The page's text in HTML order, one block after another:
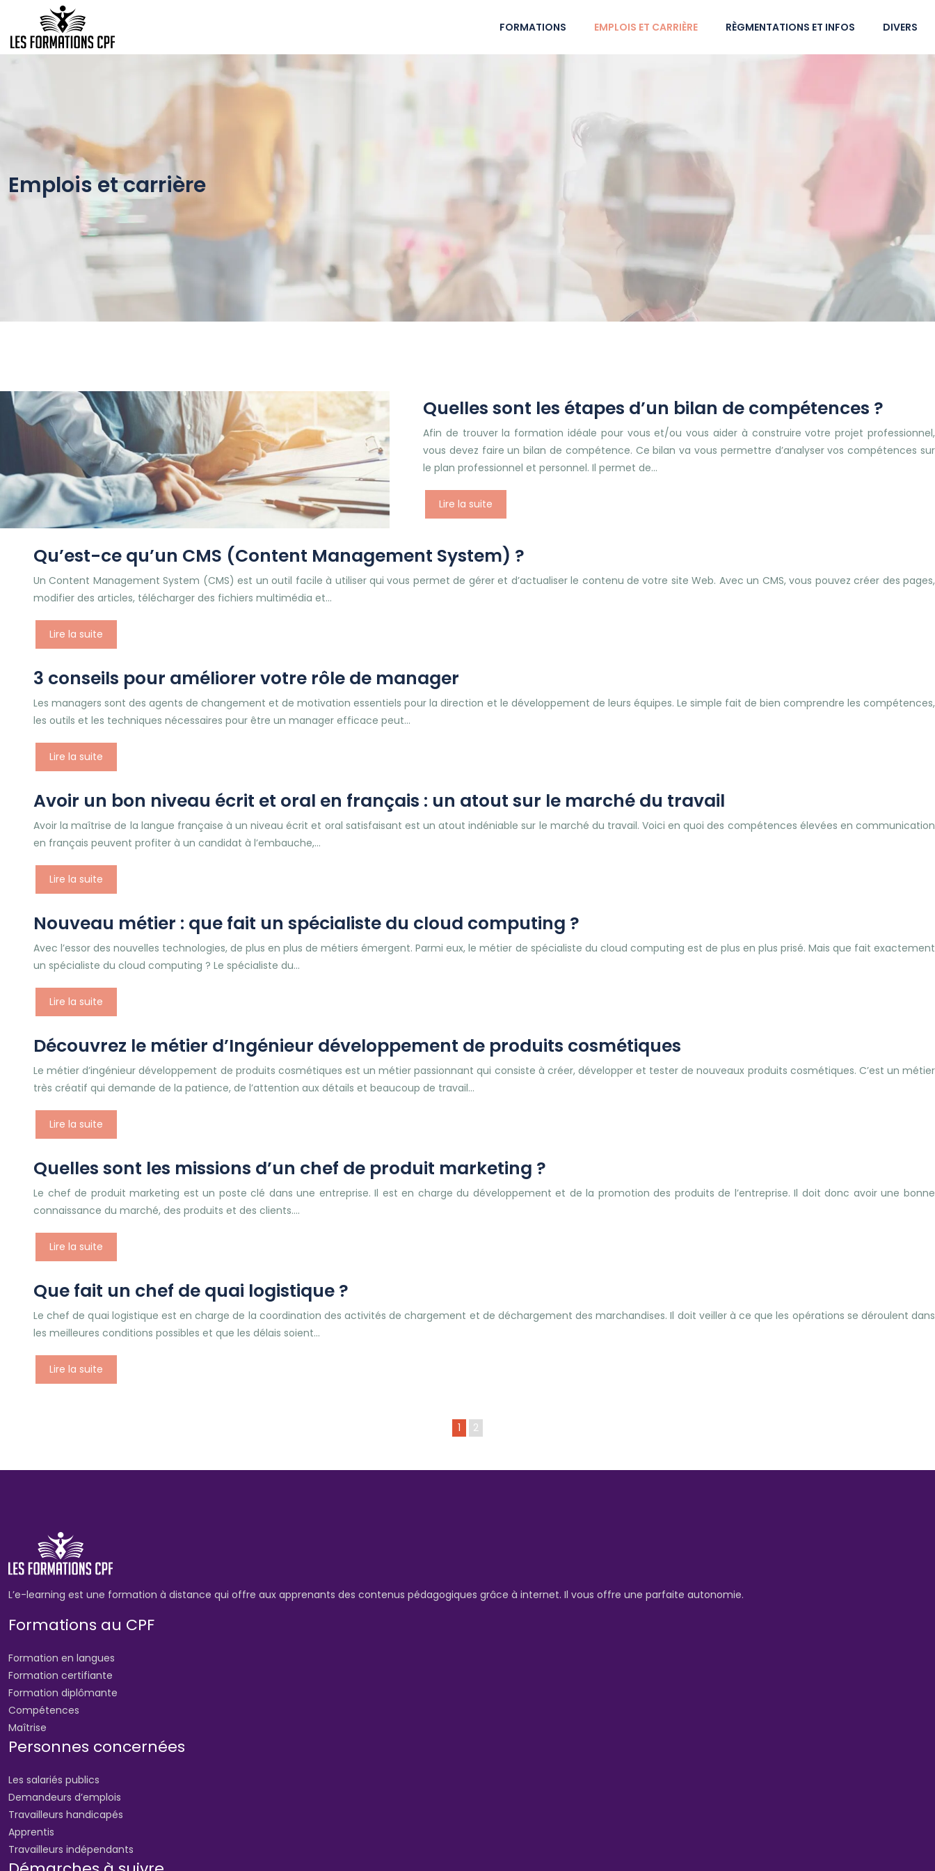
FORMATIONS EMPLOIS ET CARRIÈRE RÈGMENTATIONS ET INFOS DIVERS
Emplois et carrière
Quelles sont les étapes d’un bilan de compétences ?
Afin de trouver la formation idéale pour vous et/ou vous aider à construire votre projet professionnel,
vous devez faire un bilan de compétence. Ce bilan va vous permettre d’analyser vos compétences sur
le plan professionnel et personnel. Il permet de…
Lire la suite
Qu’est-ce qu’un CMS (Content Management System) ?
Un Content Management System (CMS) est un outil facile à utiliser qui vous permet de gérer et d’actualiser le contenu de votre site Web. Avec un CMS, vous pouvez créer des pages,
modifier des articles, télécharger des fichiers multimédia et…
Lire la suite
3 conseils pour améliorer votre rôle de manager
Les managers sont des agents de changement et de motivation essentiels pour la direction et le développement de leurs équipes. Le simple fait de bien comprendre les compétences,
les outils et les techniques nécessaires pour être un manager efficace peut…
Lire la suite
Avoir un bon niveau écrit et oral en français : un atout sur le marché du travail
Avoir la maîtrise de la langue française à un niveau écrit et oral satisfaisant est un atout indéniable sur le marché du travail. Voici en quoi des compétences élevées en communication
en français peuvent profiter à un candidat à l’embauche,…
Lire la suite
Nouveau métier : que fait un spécialiste du cloud computing ?
Avec l’essor des nouvelles technologies, de plus en plus de métiers émergent. Parmi eux, le métier de spécialiste du cloud computing est de plus en plus prisé. Mais que fait exactement
un spécialiste du cloud computing ? Le spécialiste du…
Lire la suite
Découvrez le métier d’Ingénieur développement de produits cosmétiques
Le métier d’ingénieur développement de produits cosmétiques est un métier passionnant qui consiste à créer, développer et tester de nouveaux produits cosmétiques. C’est un métier
très créatif qui demande de la patience, de l’attention aux détails et beaucoup de travail…
Lire la suite
Quelles sont les missions d’un chef de produit marketing ?
Le chef de produit marketing est un poste clé dans une entreprise. Il est en charge du développement et de la promotion des produits de l’entreprise. Il doit donc avoir une bonne
connaissance du marché, des produits et des clients….
Lire la suite
Que fait un chef de quai logistique ?
Le chef de quai logistique est en charge de la coordination des activités de chargement et de déchargement des marchandises. Il doit veiller à ce que les opérations se déroulent dans
les meilleures conditions possibles et que les délais soient…
Lire la suite
1 2
L’e-learning est une formation à distance qui offre aux apprenants des contenus pédagogiques grâce à internet. Il vous offre une parfaite autonomie.
Formations au CPF
Formation en langues
Formation certifiante
Formation diplômante
Compétences
Maîtrise
Personnes concernées
Les salariés publics
Demandeurs d’emplois
Travailleurs handicapés
Apprentis
Travailleurs indépendants